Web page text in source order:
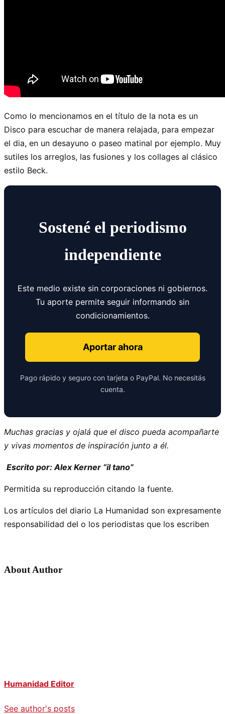
Como lo mencionamos en el título de la nota es un
Disco para escuchar de manera relajada, para empezar
el dia, en un desayuno o paseo matinal por ejemplo. Muy
sutiles los arreglos, las fusiones y los collages al clásico
estilo Beck.
Sostené el periodismo
independiente
Este medio existe sin corporaciones ni gobiernos.
Tu aporte permite seguir informando sin
condicionamientos.
Aportar ahora
Pago rápido y seguro con tarjeta o PayPal. No necesitás
cuenta.
Muchas gracias y ojalá que el disco pueda acompañarte
y vivas momentos de inspiración junto a él.
Escrito por: Alex Kerner “il tano”
Permitida su reproducción citando la fuente.
Los artículos del diario La Humanidad son expresamente
responsabilidad del o los periodistas que los escriben
About Author
Humanidad Editor
See author's posts